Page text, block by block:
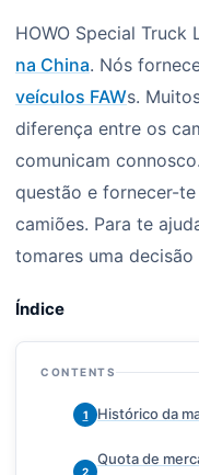
HOWO Special Truck
na China. Nós
veículos FAWs.
diferença entre os
comunicam
questão e fornecer-
camiões. Para te
tomares uma
Índice
CONTENTS
1 Histórico da
2
Quota de